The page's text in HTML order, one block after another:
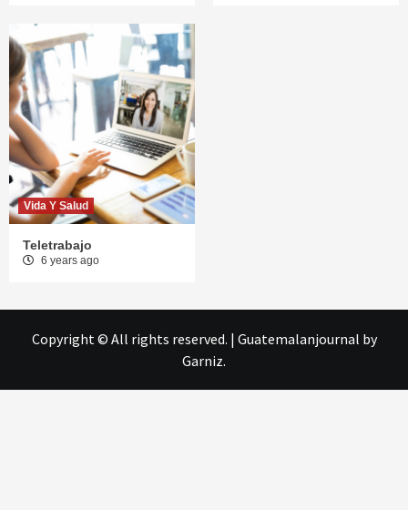
Vida Y Salud
Teletrabajo
6 years ago
Copyright © All rights reserved. | Guatemalanjournal by
Garniz.